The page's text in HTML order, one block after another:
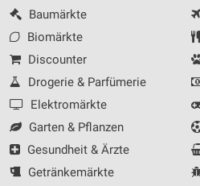
Baumärkte
Biomärkte
Discounter
Drogerie & Parfümerie
Elektromärkte
Garten & Pflanzen
Gesundheit & Ärzte
Getränkemärkte